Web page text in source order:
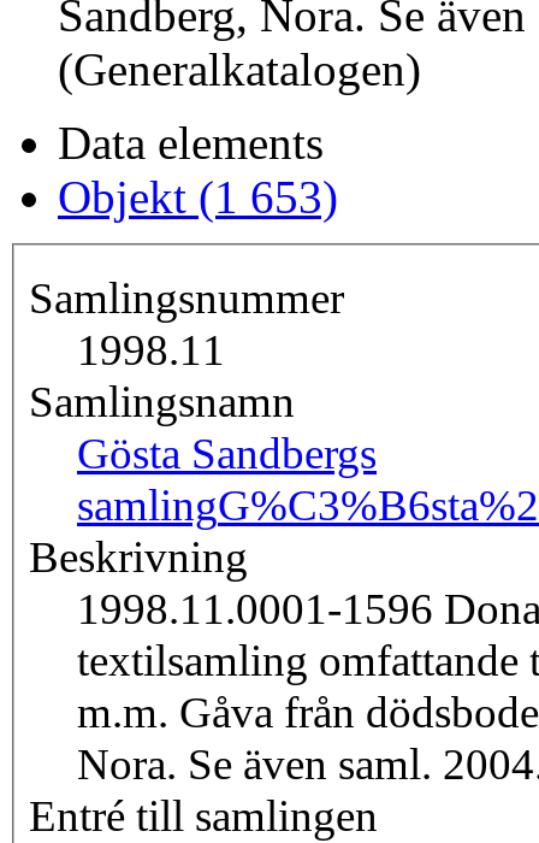
Sandberg, Nora. Se
(Generalkatalogen)
Data elements
Objekt (1 653)
Samlingsnummer
1998.11
Samlingsnamn
Gösta Sandbergs
samling
Beskrivning
1998.11.0001-1596
textilsamling omfattande
m.m. Gåva från
Nora. Se även saml.
Entré till samlingen